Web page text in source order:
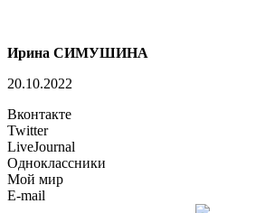
Ирина СИМУШИНА
20.10.2022
Вконтакте
Twitter
LiveJournal
Одноклассники
Мой мир
E-mail